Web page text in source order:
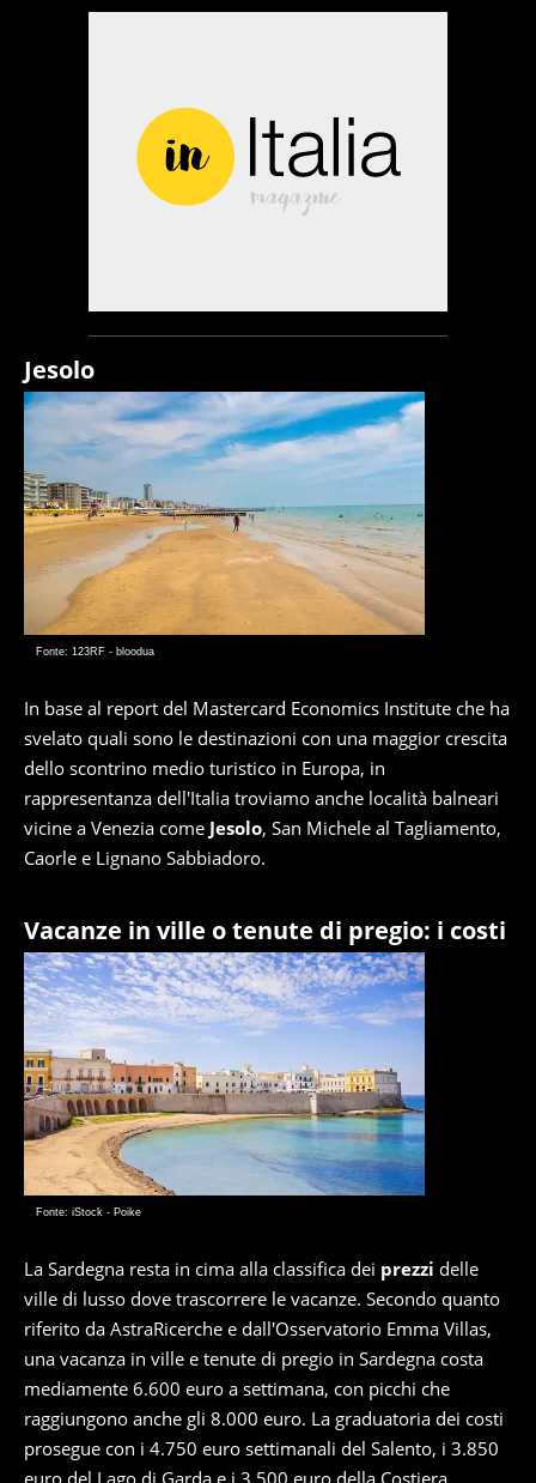
Jesolo
Fonte: 123RF - bloodua
In base al report del Mastercard Economics Institute che ha
svelato quali sono le destinazioni con una maggior crescita
dello scontrino medio turistico in Europa, in
rappresentanza dell'Italia troviamo anche località balneari
vicine a Venezia come Jesolo, San Michele al Tagliamento,
Caorle e Lignano Sabbiadoro.
Vacanze in ville o tenute di pregio: i costi
Fonte: iStock - Poike
La Sardegna resta in cima alla classifica dei prezzi delle
ville di lusso dove trascorrere le vacanze. Secondo quanto
riferito da AstraRicerche e dall'Osservatorio Emma Villas,
una vacanza in ville e tenute di pregio in Sardegna costa
mediamente 6.600 euro a settimana, con picchi che
raggiungono anche gli 8.000 euro. La graduatoria dei costi
prosegue con i 4.750 euro settimanali del Salento, i 3.850